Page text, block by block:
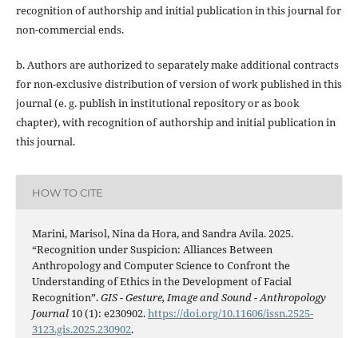
recognition of authorship and initial publication in this journal for
non-commercial ends.
b. Authors are authorized to separately make additional contracts
for non-exclusive distribution of version of work published in this
journal (e. g. publish in institutional repository or as book
chapter), with recognition of authorship and initial publication in
this journal.
HOW TO CITE
Marini, Marisol, Nina da Hora, and Sandra Avila. 2025.
“Recognition under Suspicion: Alliances Between
Anthropology and Computer Science to Confront the
Understanding of Ethics in the Development of Facial
Recognition”.GIS - Gesture, Image and Sound - Anthropology
Journal10 (1): e230902.https://doi.org/10.11606/issn.2525-
3123.gis.2025.230902.